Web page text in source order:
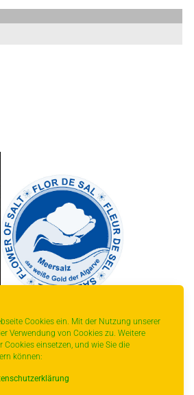
Cookies ein. Mit der Nutzung unserer
Verwendung von Cookies zu. Weitere
Cookies einsetzen, und wie Sie die
können:
Deutschlands, Lieferzeiten für andere Länder
mit den Versandinformationen.